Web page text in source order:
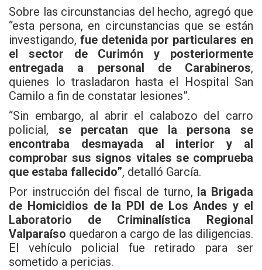
Sobre las circunstancias del hecho, agregó que
“esta persona, en circunstancias que se están
investigando, fue detenida por particulares en
el sector de Curimón y posteriormente
entregada a personal de Carabineros,
quienes lo trasladaron hasta el Hospital San
Camilo a fin de constatar lesiones”.
“Sin embargo, al abrir el calabozo del carro
policial, se percatan que la persona se
encontraba desmayada al interior y al
comprobar sus signos vitales se comprueba
que estaba fallecido”, detalló García.
Por instrucción del fiscal de turno, la Brigada
de Homicidios de la PDI de Los Andes y el
Laboratorio de Criminalística Regional
Valparaíso quedaron a cargo de las diligencias.
El vehículo policial fue retirado para ser
sometido a pericias.